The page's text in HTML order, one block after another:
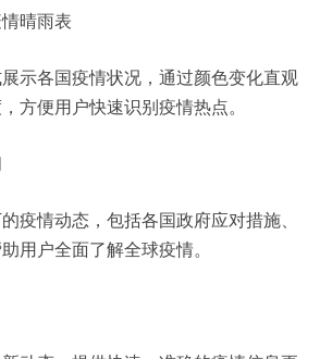
晴雨表
示各国疫情状况，通过颜色变化直观
方便用户快速识别疫情热点。
疫情动态，包括各国政府应对措施、
用户全面了解全球疫情。